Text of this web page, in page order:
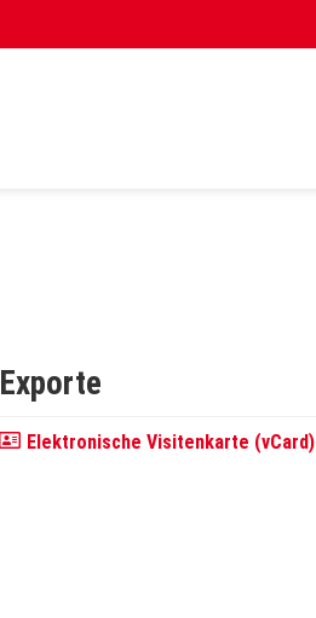
Exporte
Elektronische Visitenkarte (vCard)